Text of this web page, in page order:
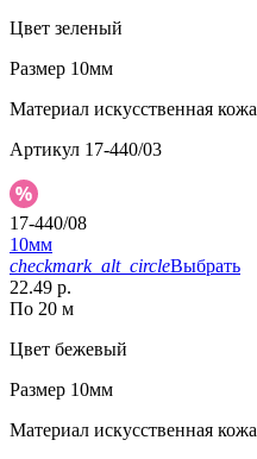
Цвет зеленый
Размер 10мм
Материал искусственная кожа
Артикул 17-440/03
17-440/08
10мм
checkmark_alt_circleВыбрать
22.49 р.
По 20 м
Цвет бежевый
Размер 10мм
Материал искусственная кожа